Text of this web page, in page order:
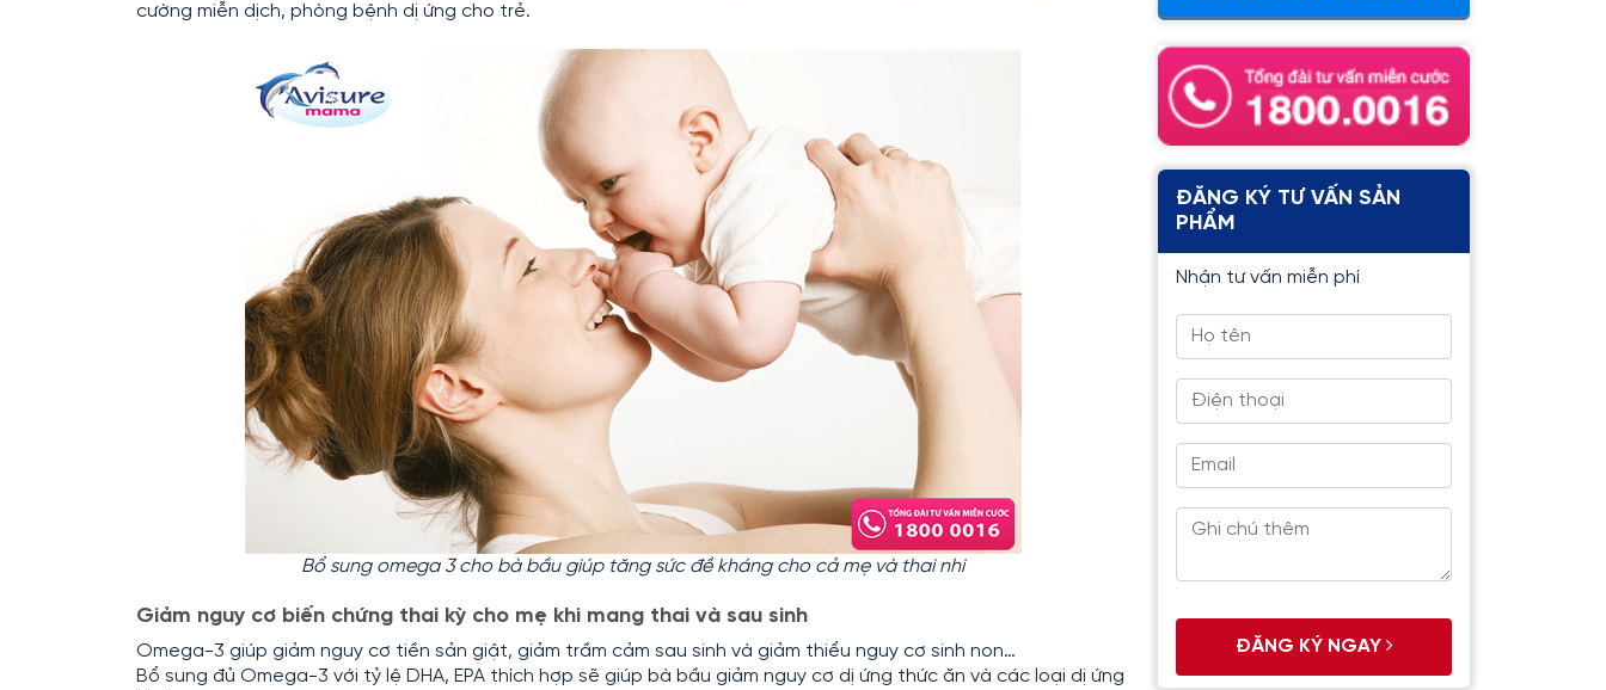
cường miễn dịch, phòng bệnh dị ứng cho trẻ.
Bổ sung omega 3 cho bà bầu giúp tăng sức đề kháng cho cả mẹ và thai nhi
Giảm nguy cơ biến chứng thai kỳ cho mẹ khi mang thai và sau sinh
Omega-3 giúp giảm nguy cơ tiền sản giật, giảm trầm cảm sau sinh và giảm thiểu nguy cơ sinh non…
Bổ sung đủ Omega-3 với tỷ lệ DHA, EPA thích hợp sẽ giúp bà bầu giảm nguy cơ dị ứng thức ăn và các loại dị ứng
ĐĂNG KÝ TƯ VẤN SẢN
PHẨM
Nhận tư vấn miễn phí
ĐĂNG KÝ NGAY